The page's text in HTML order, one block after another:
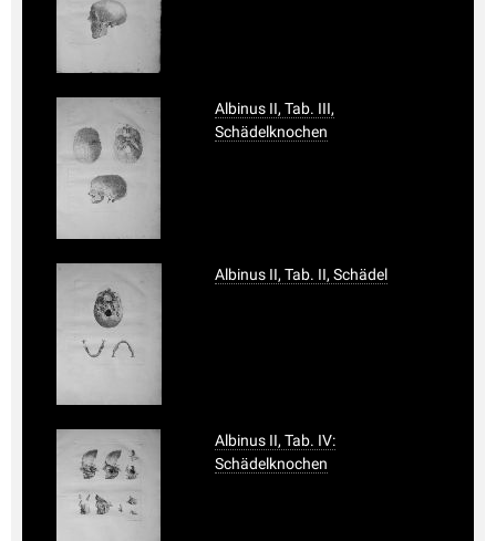
Albinus II, Tab. III,
Schädelknochen
Albinus II, Tab. II, Schädel
Albinus II, Tab. IV:
Schädelknochen